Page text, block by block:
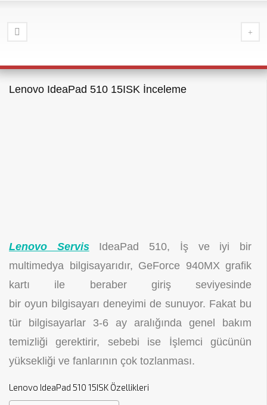
Lenovo IdeaPad 510 15ISK İnceleme
Lenovo ServisIdeaPad 510, İş ve iyi bir
multimedya bilgisayarıdır, GeForce 940MX grafik
kartı ile beraber giriş seviyesinde
bir oyun bilgisayarı deneyimi de sunuyor. Fakat bu
tür bilgisayarlar 3-6 ay aralığında genel bakım
temizliği gerektirir, sebebi ise İşlemci gücünün
yüksekliği ve fanlarının çok tozlanması.
Lenovo IdeaPad 510 15ISK Özellikleri